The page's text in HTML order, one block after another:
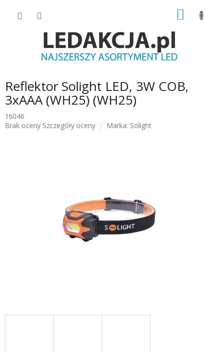
Reflektor Solight LED, 3W COB,
3xAAA (WH25) (WH25)
16046
Średnia
Brak oceny Szczegóły oceny Marka: Solight